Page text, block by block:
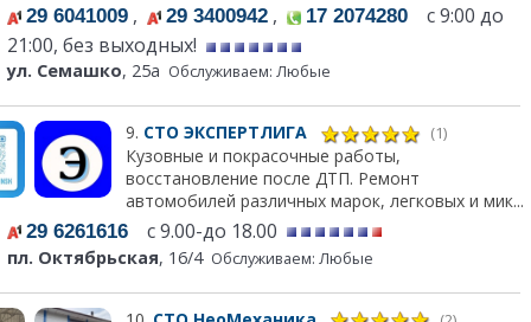
29 6041009 , 29 3400942 , 17 2074280 с 9:00 до
21:00, без выходных!
ул. Семашко, 25а Обслуживаем: Любые
9. СТО ЭКСПЕРТЛИГА (1)
Кузовные и покрасочные работы,
восстановление после ДТП. Ремонт
автомобилей различных марок, легковых и мик...
29 6261616 с 9.00-до 18.00
пл. Октябрьская, 16/4 Обслуживаем: Любые